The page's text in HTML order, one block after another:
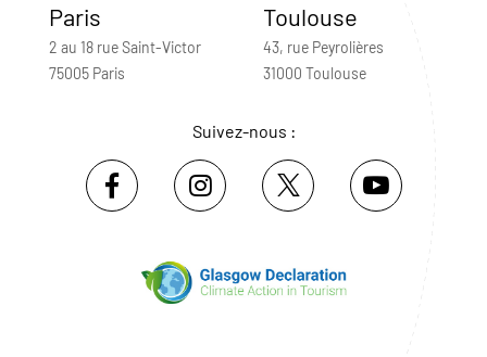
Paris
2 au 18 rue Saint-Victor
75005 Paris
Toulouse
43, rue Peyrolières
31000 Toulouse
Suivez-nous :